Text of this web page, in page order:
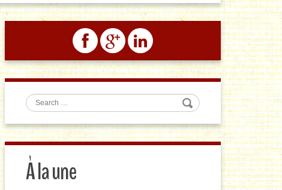
Search
À la une